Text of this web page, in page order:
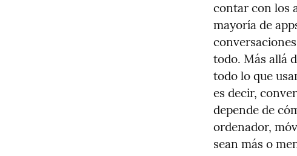
contar con los
mayoría de
todo. Más allá
todo lo que
es decir,
depende de
ordenador,
sean más o